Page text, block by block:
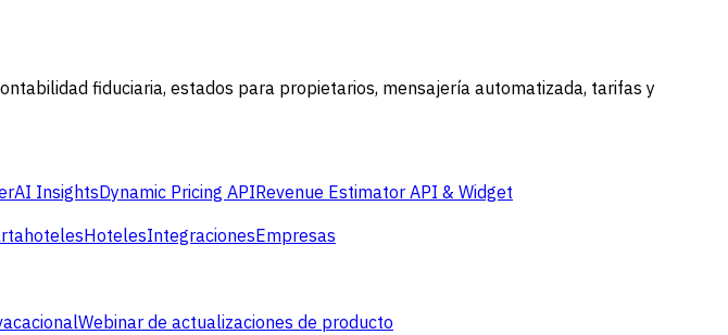
fiduciaria, estados para propietarios, mensajería automatizada, tarifas y
AI InsightsDynamic Pricing APIRevenue Estimator API & Widget
HotelesIntegracionesEmpresas
Webinar de actualizaciones de producto